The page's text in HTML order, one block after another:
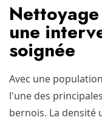
une
soignée
Avec une
l'une des
bernois. La densité